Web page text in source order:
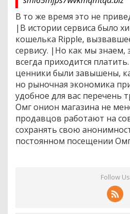
л
ь
с
е
к
у
п
и
т
ь
В то же время это не
|В истории сервиса было
кошелька Ripple,
сервису. |Но как мы знаем,
всегда приходится
ценники были завышены,
но рыночная экономика
удобное для вас перечень
Омг онион магазина не
продавцов работают на
сохранять свою
постоянном посещении
Follow Us